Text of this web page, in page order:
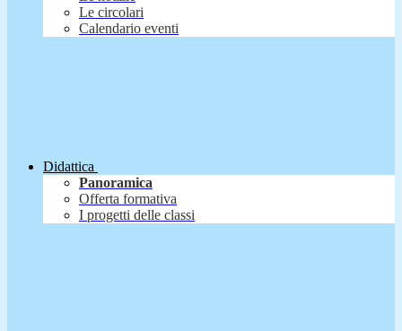
Le circolari
Calendario eventi
Didattica
Panoramica
Offerta formativa
I progetti delle classi